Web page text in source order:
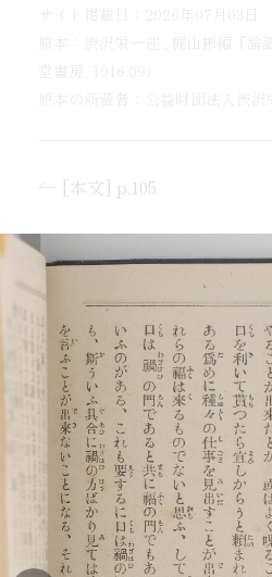
[本文] p.105
「画像で読む」TOP
表紙から (4)
[表紙]
[表見返し]
[遊び紙]
[扉]
凡例
格言七則
目次
格言五則